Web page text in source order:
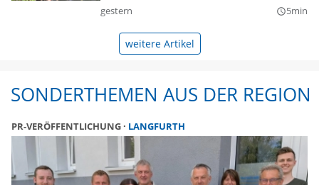
gestern query_builder5min
weitere Artikel
SONDERTHEMEN AUS DER REGION
PR-VERÖFFENTLICHUNG LANGFURTH